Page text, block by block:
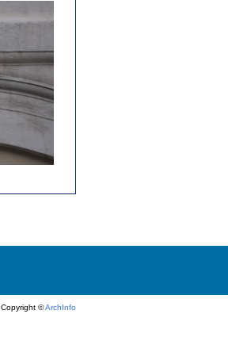
Copyright ©ArchInfo